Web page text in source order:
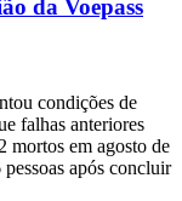
da Voepass
condições de
falhas anteriores
mortos em agosto de
após concluir